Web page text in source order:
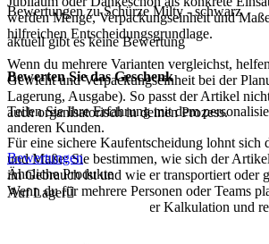
werden Menge, Verpackungseinheit und
hilfreichen Entscheidungsgrundlage.
Wenn du mehrere Varianten vergleichst,
Gewicht und Verpackungseinheit bei der
Lagerung, Ausgabe). So passt der Artikel
auch organisatorisch in deinen Prozess.
Für eine sichere Kaufentscheidung lohnt
und Maße: Sie bestimmen, wie sich der
im Gebrauch ist und wie er transportiert oder
Wenn du für mehrere Personen oder Teams
Verpackungseinheit bei der Kalkulation und
Bewertungen zu Schürze Milty - schwarz
aktuell gibt es keine Bewertung
Bewerten Sie das Geschenk
Teilen Sie Ihre Erfahrung mit dem
anderen Kunden.
Bewertungen
Ähnliche Produkte
Auf Lager